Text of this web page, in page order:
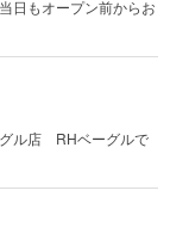
日もオープン前からお
ル店 RHベーグルで